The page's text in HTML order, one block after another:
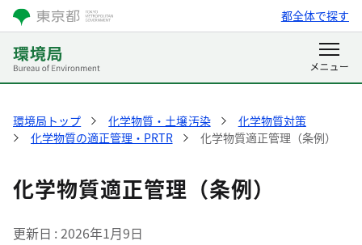
都全体で探す
環境局トップ 化学物質・土壌汚染
化学物質対策
化学物質の適正管理・PRTR
化学物質適正管理（条例）
化学物質適正管理（条例）
更新日 2026年1月9日